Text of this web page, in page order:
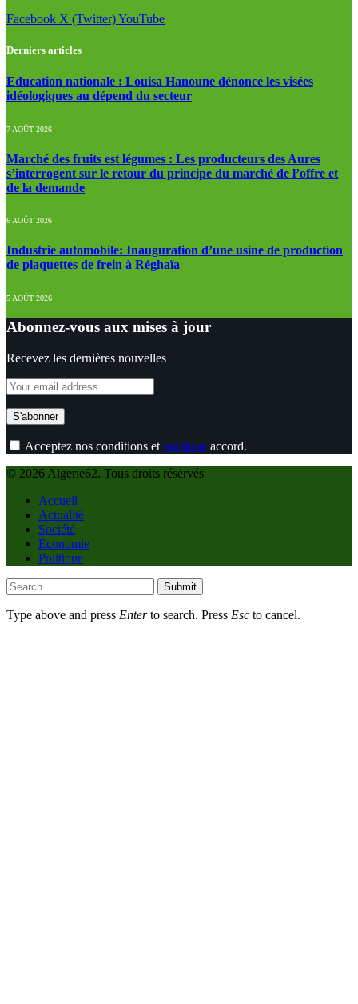
Facebook X (Twitter)YouTube
Derniers articles
Education nationale : Louisa Hanoune dénonce les visées
idéologiques au dépend du secteur
7 AOÛT 2026
Marché des fruits est légumes : Les producteurs des Aures
s’interrogent sur le retour du principe du marché de l’offre et
de la demande
6 AOÛT 2026
Industrie automobile: Inauguration d’une usine de production
de plaquettes de frein à Réghaïa
5 AOÛT 2026
Abonnez-vous aux mises à jour
Recevez les dernières nouvelles
Acceptez nos conditions et politique accord.
© 2026 Algerie62. Tous droits réservés
Accueil
Actualité
Société
Economie
Politique
Submit
Type above and press Enterto search. Press Esc to cancel.